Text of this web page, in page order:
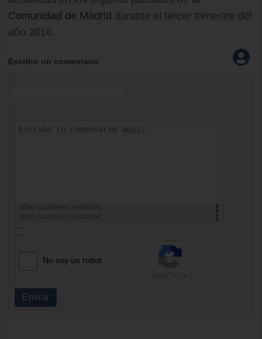
Comunidad de Madrid durante el tercer trimestre del
año 2016.
Escribir un comentario
caracteres restantes
caracteres restantes
No soy un robot
Enviar